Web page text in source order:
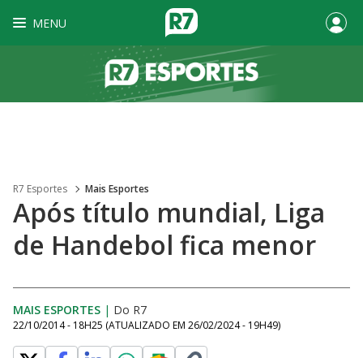
MENU
R7 Esportes Mais Esportes
Após título mundial, Liga
de Handebol fica menor
MAIS ESPORTES | Do R7
22/10/2014 - 18H25 (ATUALIZADO EM 26/02/2024 - 19H49)